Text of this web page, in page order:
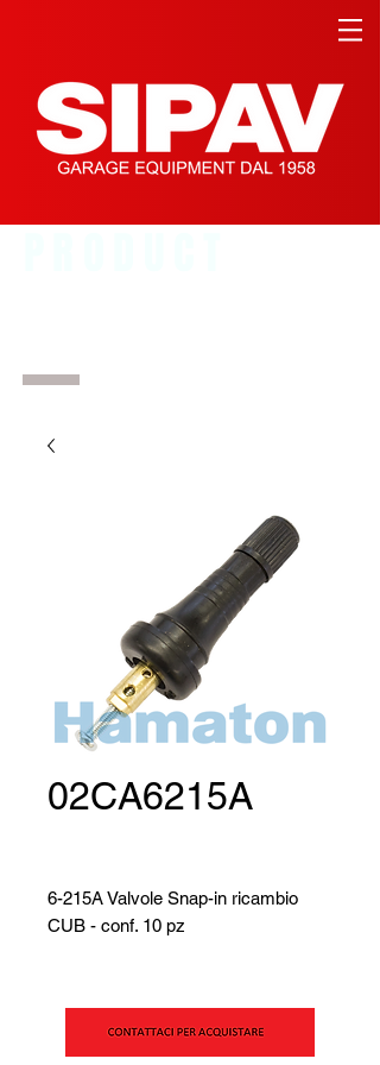
02CA6215A
6-215A Valvole Snap-in ricambio
CUB - conf. 10 pz